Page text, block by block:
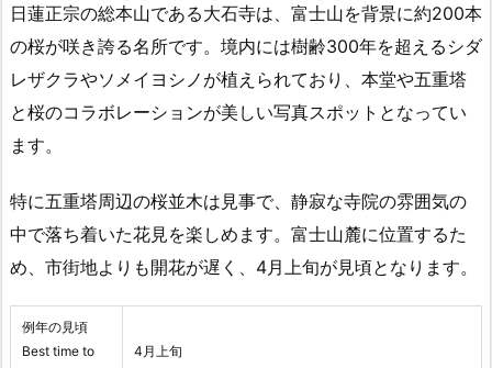
日蓮正宗の総本山である大石寺は、富士山を背景に約200本
の桜が咲き誇る名所です。境内には樹齢300年を超えるシダ
レザクラやソメイヨシノが植えられており、本堂や五重塔
と桜のコラボレーションが美しい写真スポットとなってい
ます。
特に五重塔周辺の桜並木は見事で、静寂な寺院の雰囲気の
中で落ち着いた花見を楽しめます。富士山麓に位置するた
め、市街地よりも開花が遅く、4月上旬が見頃となります。
例年の見頃
Best time to
4月上旬